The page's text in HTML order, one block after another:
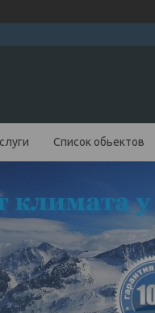
Список обьектов